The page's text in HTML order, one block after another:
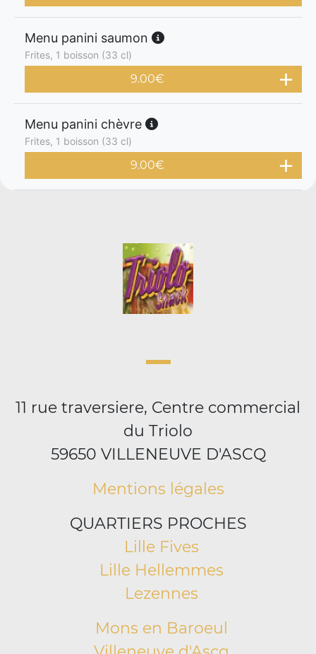
Menu panini saumon
Frites, 1 boisson (33 cl)
9.00€
Menu panini chèvre
Frites, 1 boisson (33 cl)
9.00€
11 rue traversiere, Centre commercial
du Triolo
59650 VILLENEUVE D'ASCQ
Mentions légales
QUARTIERS PROCHES
Lille Fives
Lille Hellemmes
Lezennes
Mons en Baroeul